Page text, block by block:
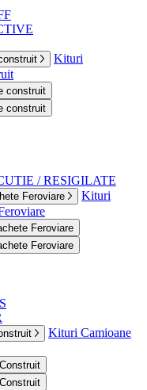
Kituri
construit
construit
/ RESIGILATE
Feroviare
Kituri
Feroviare
Feroviare
Kituri Camioane